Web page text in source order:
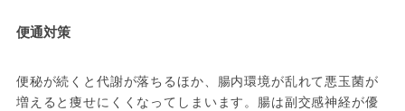
便通対策
便秘が続くと代謝が落ちるほか、腸内環境が乱れて悪玉菌が
増えると痩せにくくなってしまいます。腸は副交感神経が優